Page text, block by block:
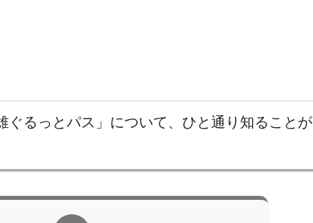
ぐるっとパス」について、ひと通り知ることが